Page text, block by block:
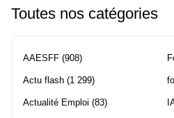
Toutes nos catégories
AAESFF (908)
Actu flash (1 299)
Actualité Emploi (83)